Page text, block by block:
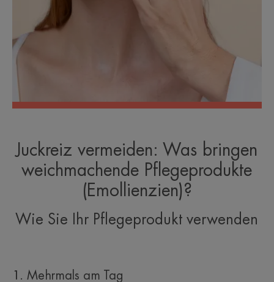
Juckreiz vermeiden: Was bringen
weichmachende Pflegeprodukte
(Emollienzien)?
Wie Sie Ihr Pflegeprodukt verwenden
1. Mehrmals am Tag